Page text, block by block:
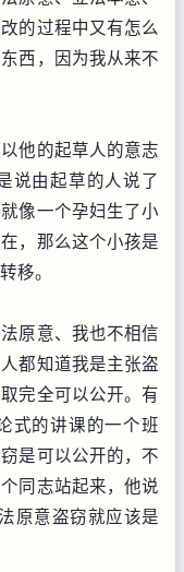
的过程中又有怎么
西，因为我从来不
他的起草人的意志
说由起草的人说了
像一个孕妇生了小
，那么这个小孩是
移。
原意、我也不相信
都知道我是主张盗
完全可以公开。有
式的讲课的一个班
是可以公开的，不
同志站起来，他说
原意盗窃就应该是